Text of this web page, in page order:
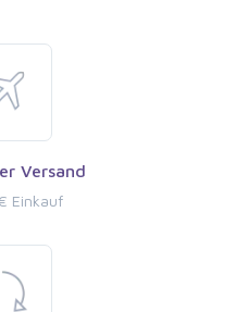
Versand
Einkauf